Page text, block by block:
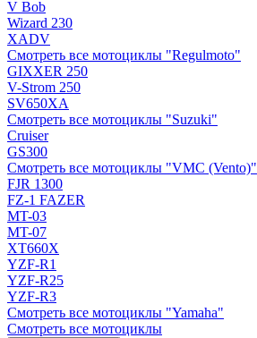
V Bob
Wizard 230
XADV
Смотреть все мотоциклы "Regulmoto"
GIXXER 250
V-Strom 250
SV650XA
Смотреть все мотоциклы "Suzuki"
Cruiser
GS300
Смотреть все мотоциклы "VMC (Vento)"
FJR 1300
FZ-1 FAZER
MT-03
MT-07
XT660X
YZF-R1
YZF-R25
YZF-R3
Смотреть все мотоциклы "Yamaha"
Смотреть все мотоциклы